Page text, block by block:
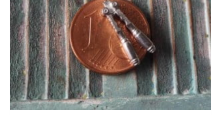
à
€11,75
être
choisies
sur
page
du
produit